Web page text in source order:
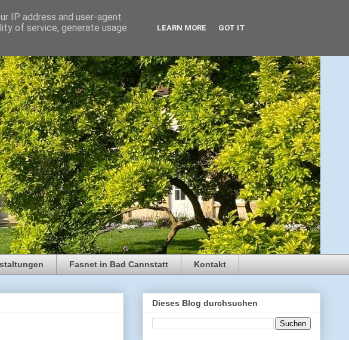
Fasnet in Bad Cannstatt Kontakt
Dieses Blog durchsuchen
IP address and user-agent
of service, generate usage
LEARN MORE GOT IT